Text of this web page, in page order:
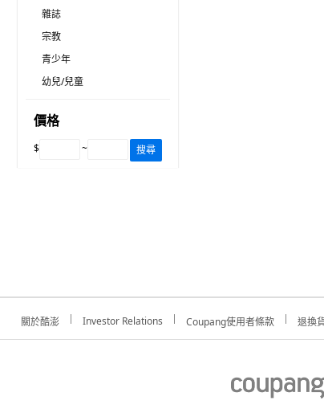
雜誌
宗教
青少年
幼兒/兒童
價格
$ ~ 搜尋
關於酷澎 Investor Relations Coupang使用者條款 退換